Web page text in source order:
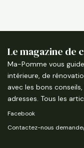
Le magazine de
Ma-Pomme vous
intérieure, de
avec les bons
adresses. Tous les
Facebook
Contactez-nous